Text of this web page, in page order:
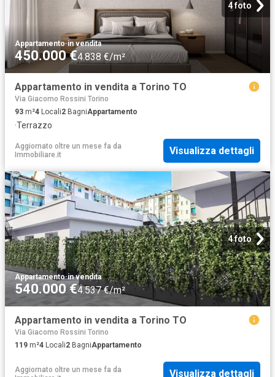
4 foto
Appartamento·in vendita
450.000 €4.838 €/m²
Appartamento in vendita a Torino TO
Via Giacomo Rossini Torino
93 m²4 Locali2 BagniAppartamento
·Terrazzo
Aggiornato oltre un mese fa da
Immobiliare.it
Visualizza dettagli
4 foto
Appartamento·in vendita
540.000 €4.537 €/m²
Appartamento in vendita a Torino TO
Via Giacomo Rossini Torino
119 m²4 Locali2 BagniAppartamento
Aggiornato oltre un mese fa da
Visualizza dettagli